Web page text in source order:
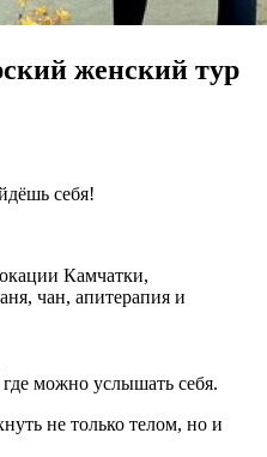
женский тур
себя!
Камчатки,
чан, апитерапия и
можно услышать себя.
не только телом, но и